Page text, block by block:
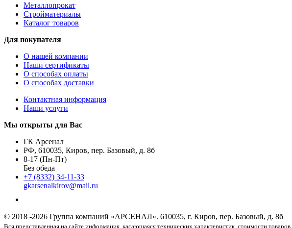
Металлопрокат
Стройматериалы
Каталог товаров
Для покупателя
О нашей компании
Наши сертификаты
О способах оплаты
О способах доставки
Контактная информация
Наши услуги
Мы открыты для Вас
ГК Арсенал
РФ, 610035, Киров, пер. Базовый, д. 8б
8-17 (Пн-Пт)
Без обеда
+7 (8332) 34-11-33
gkarsenalkirov@mail.ru
© 2018 -2026 Группа компаний «АРСЕНАЛ». 610035, г. Киров, пер. Базовый, д. 8б
Вся представленная на сайте информация, касающаяся технических характеристик, стоимости